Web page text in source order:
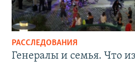
РАССЛЕДОВАНИЯ
Генералы и семья. Что